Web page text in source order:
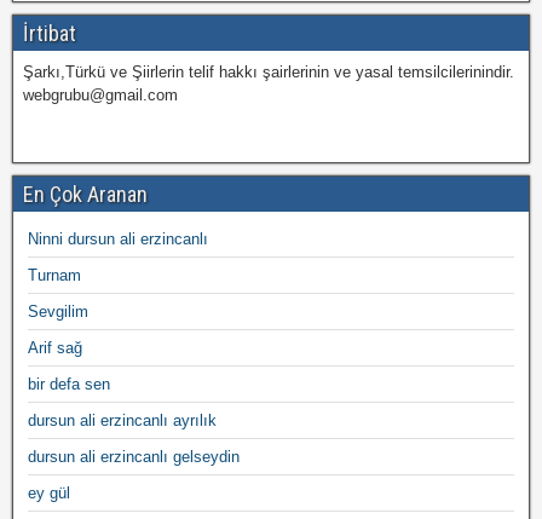
İrtibat
Şarkı,Türkü ve Şiirlerin telif hakkı şairlerinin ve yasal temsilcilerinindir.
webgrubu@gmail.com
En Çok Aranan
Ninni dursun ali erzincanlı
Turnam
Sevgilim
Arif sağ
bir defa sen
dursun ali erzincanlı ayrılık
dursun ali erzincanlı gelseydin
ey gül